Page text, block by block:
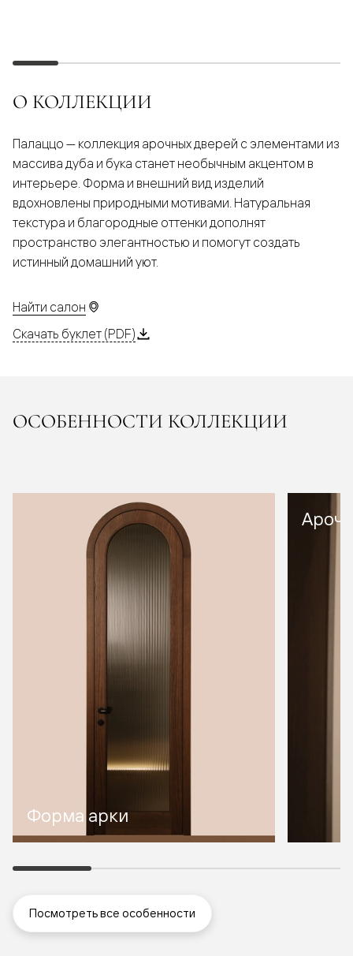
О КОЛЛЕКЦИИ
Палаццо — коллекция арочных дверей с элементами из
массива дуба и бука станет необычным акцентом в
интерьере. Форма и внешний вид изделий
вдохновлены природными мотивами. Натуральная
текстура и благородные оттенки дополнят
пространство элегантностью и помогут создать
истинный домашний уют.
Найти салон
Скачать буклет (PDF)
ОСОБЕННОСТИ КОЛЛЕКЦИИ
Форма арки
Посмотреть все особенности